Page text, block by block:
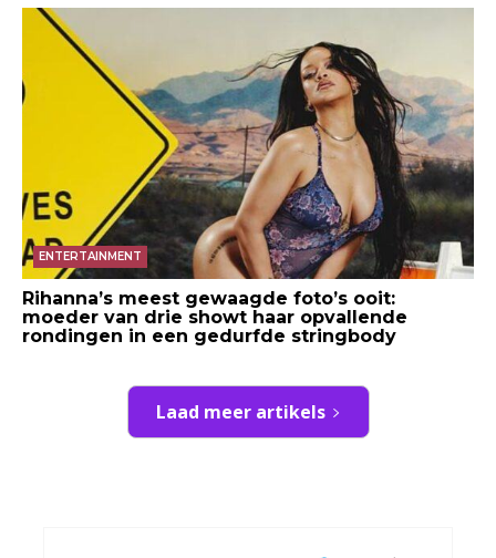
ENTERTAINMENT
Rihanna’s meest gewaagde foto’s ooit:
moeder van drie showt haar opvallende
rondingen in een gedurfde stringbody
Laad meer artikels